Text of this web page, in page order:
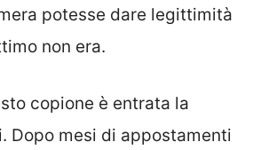
potesse dare legittimità
non era.
copione è entrata la
Dopo mesi di appostamenti